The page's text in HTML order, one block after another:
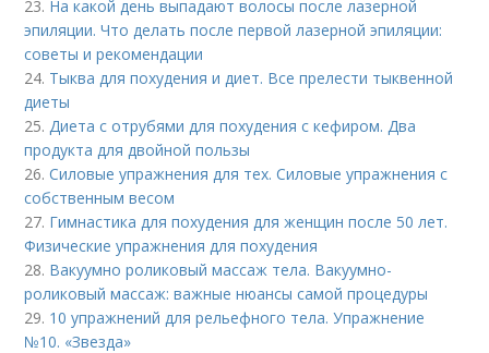
23. На какой день выпадают волосы после лазерной
эпиляции. Что делать после первой лазерной эпиляции:
советы и рекомендации
24. Тыква для похудения и диет. Все прелести тыквенной
диеты
25. Диета с отрубями для похудения с кефиром. Два
продукта для двойной пользы
26.Силовые упражнения для тех. Силовые упражнения с
собственным весом
27. Гимнастика для похудения для женщин после 50 лет.
Физические упражнения для похудения
28. Вакуумно роликовый массаж тела. Вакуумно-
роликовый массаж: важные нюансы самой процедуры
29. 10 упражнений для рельефного тела. Упражнение
№10. «Звезда»